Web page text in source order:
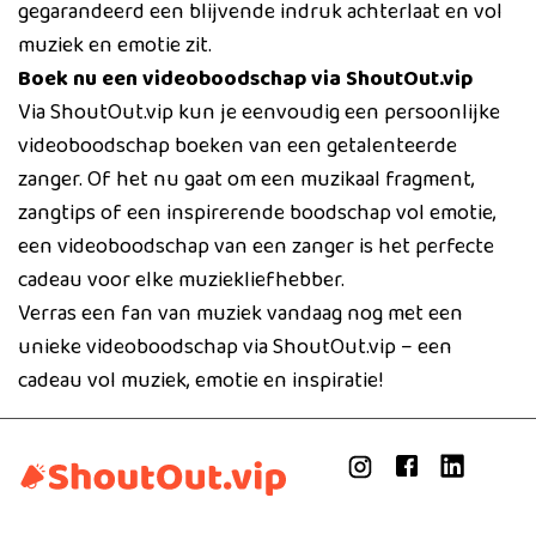
gegarandeerd een blijvende indruk achterlaat en vol
muziek en emotie zit.
Boek nu een videoboodschap via ShoutOut.vip
Via ShoutOut.vip kun je eenvoudig een persoonlijke
videoboodschap boeken van een getalenteerde
zanger. Of het nu gaat om een muzikaal fragment,
zangtips of een inspirerende boodschap vol emotie,
een videoboodschap van een zanger is het perfecte
cadeau voor elke muziekliefhebber.
Verras een fan van muziek vandaag nog met een
unieke videoboodschap via ShoutOut.vip – een
cadeau vol muziek, emotie en inspiratie!